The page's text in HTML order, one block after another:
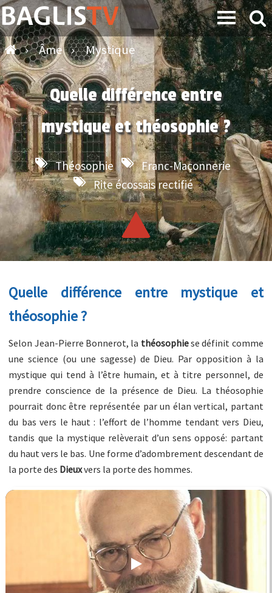
› Âme › Mystique
Quelle différence entre
mystique et théosophie ?
Théosophie
Franc-Maçonnerie
Rite écossais rectifié
Quelle différence entre mystique et
théosophie ?
Selon Jean-Pierre Bonnerot, la théosophiese définit comme
une science (ou une sagesse) de Dieu. Par opposition à la
mystique qui tend à l’être humain, et à titre personnel, de
prendre conscience de la présence de Dieu. La théosophie
pourrait donc être représentée par un élan vertical, partant
du bas vers le haut : l’effort de l’homme tendant vers Dieu,
tandis que la mystique relèverait d’un sens opposé: partant
du haut vers le bas. Une forme d’adombrement descendant de
la porte des Dieuxvers la porte des hommes.